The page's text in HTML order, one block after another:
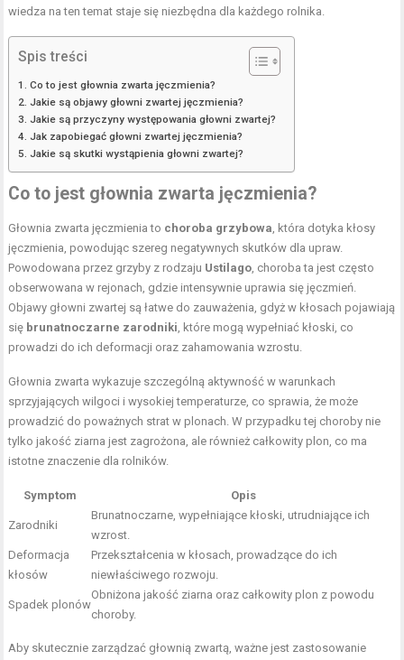
wiedza na ten temat staje się niezbędna dla każdego rolnika.
Spis treści
Co to jest głownia zwarta jęczmienia?
Jakie są objawy głowni zwartej jęczmienia?
Jakie są przyczyny występowania głowni zwartej?
Jak zapobiegać głowni zwartej jęczmienia?
Jakie są skutki wystąpienia głowni zwartej?
Co to jest głownia zwarta jęczmienia?
Głownia zwarta jęczmienia to choroba grzybowa, która dotyka kłosy
jęczmienia, powodując szereg negatywnych skutków dla upraw.
Powodowana przez grzyby z rodzaju Ustilago, choroba ta jest często
obserwowana w rejonach, gdzie intensywnie uprawia się jęczmień.
Objawy głowni zwartej są łatwe do zauważenia, gdyż w kłosach pojawiają
się brunatnoczarne zarodniki, które mogą wypełniać kłoski, co
prowadzi do ich deformacji oraz zahamowania wzrostu.
Głownia zwarta wykazuje szczególną aktywność w warunkach
sprzyjających wilgoci i wysokiej temperaturze, co sprawia, że może
prowadzić do poważnych strat w plonach. W przypadku tej choroby nie
tylko jakość ziarna jest zagrożona, ale również całkowity plon, co ma
istotne znaczenie dla rolników.
Symptom Opis
Zarodniki
Brunatnoczarne, wypełniające kłoski, utrudniające ich
wzrost.
Deformacja
kłosów
Przekształcenia w kłosach, prowadzące do ich
niewłaściwego rozwoju.
Spadek plonów
Obniżona jakość ziarna oraz całkowity plon z powodu
choroby.
Aby skutecznie zarządzać głownią zwartą, ważne jest zastosowanie